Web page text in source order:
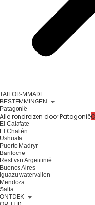
TAILOR-MMADE
BESTEMMINGEN
Patagonië
Alle rondreizen door Patagonië
El Calafate
El Chaltén
Ushuaia
Puerto Madryn
Bariloche
Rest van Argentinië
Buenos Aires
Iguazu watervallen
Mendoza
Salta
ONTDEK